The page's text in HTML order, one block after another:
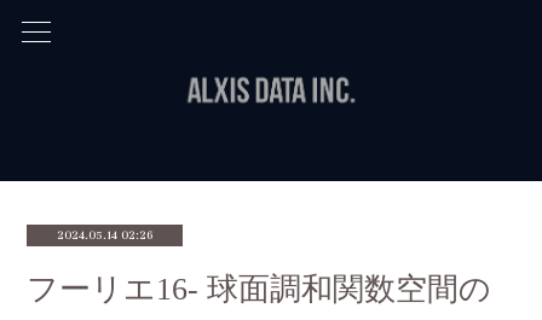
2024.05.14 02:26
フーリエ16- 球面調和関数空間の